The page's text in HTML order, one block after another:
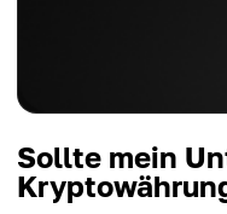
Sollte mein